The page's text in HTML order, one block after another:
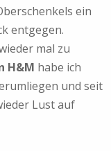
ein
entgegen.
mal zu
H&M habe ich
und seit
Lust auf